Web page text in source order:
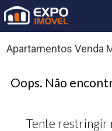
Apartamentos Venda
Oops. Não
Tente restringir